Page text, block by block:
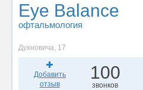
Eye Balance
офтальмология
Духновича, 17
Добавить
отзыв
100
звонков